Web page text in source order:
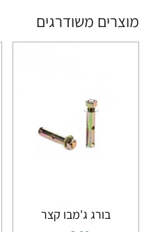
מוצרים משודרגים
בורג ג'מבו קצר